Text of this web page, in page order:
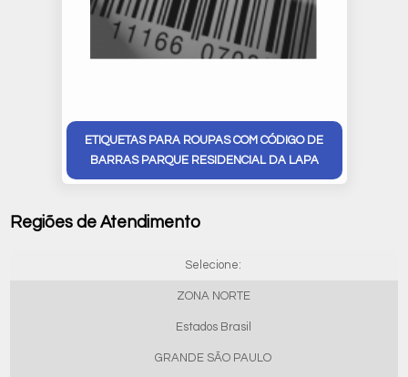
ETIQUETAS PARA ROUPAS COM CÓDIGO DE
BARRAS PARQUE RESIDENCIAL DA LAPA
Regiões de Atendimento
Selecione:
ZONA NORTE
Estados Brasil
GRANDE SÃO PAULO